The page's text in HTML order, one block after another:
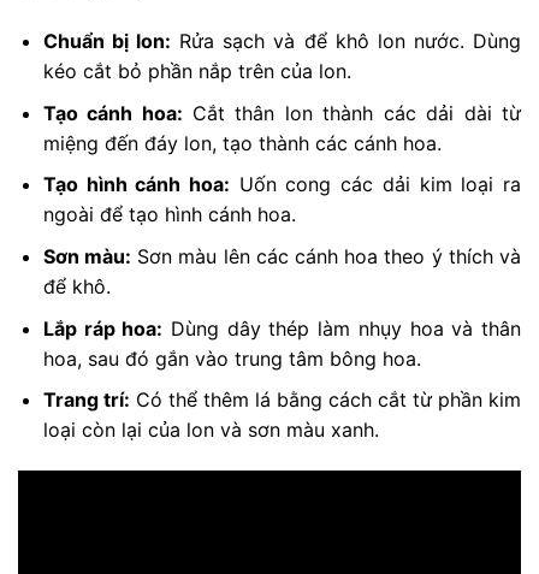
Chuẩn bị lon: Rửa sạch và để khô lon nước. Dùng
kéo cắt bỏ phần nắp trên của lon.
Tạo cánh hoa: Cắt thân lon thành các dải dài từ
miệng đến đáy lon, tạo thành các cánh hoa.
Tạo hình cánh hoa: Uốn cong các dải kim loại ra
ngoài để tạo hình cánh hoa.
Sơn màu: Sơn màu lên các cánh hoa theo ý thích và
để khô.
Lắp ráp hoa: Dùng dây thép làm nhụy hoa và thân
hoa, sau đó gắn vào trung tâm bông hoa.
Trang trí: Có thể thêm lá bằng cách cắt từ phần kim
loại còn lại của lon và sơn màu xanh.